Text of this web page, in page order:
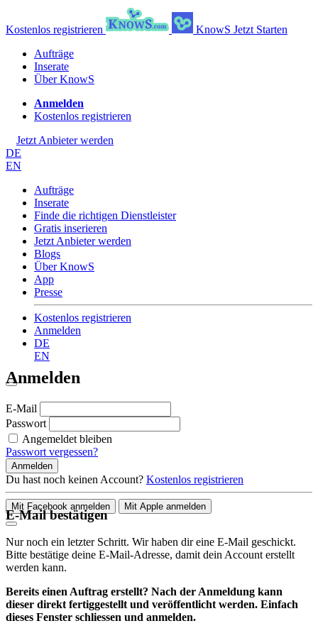
Kostenlos registrieren KnowS Jetzt Starten
Aufträge
Inserate
Über KnowS
Anmelden
Kostenlos registrieren
Jetzt Anbieter werden
DE
EN
Aufträge
Inserate
Finde die richtigen Dienstleister
Gratis inserieren
Jetzt Anbieter werden
Blogs
Über KnowS
App
Presse
Kostenlos registrieren
Anmelden
DE
EN
Anmelden
E-Mail
Passwort
Angemeldet bleiben
Passwort vergessen?
Anmelden
Du hast noch keinen Account? Kostenlos registrieren
Mit Facebook anmelden Mit Apple anmelden
E-Mail bestätigen
Nur noch ein letzter Schritt. Wir haben dir eine E-Mail geschickt.
Bitte bestätige deine E-Mail-Adresse, damit dein Account erstellt
werden kann.
Bereits einen Auftrag erstellt? Nach der Anmeldung kann
dieser direkt fertiggestellt und veröffentlicht werden. Einfach
dieses Fenster schliessen und anmelden.